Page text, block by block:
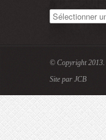
Archives
© Copyright 2013.
Site par JCB